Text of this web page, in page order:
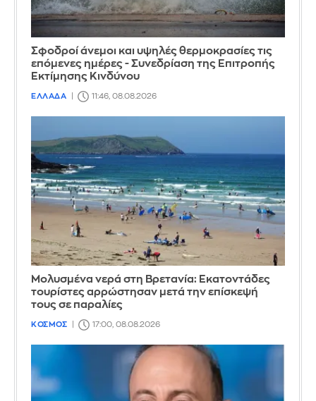
Σφοδροί άνεμοι και υψηλές θερμοκρασίες τις
επόμενες ημέρες - Συνεδρίαση της Επιτροπής
Εκτίμησης Κινδύνου
ΕΛΛΑΔΑ 11:46, 08.08.2026
Μολυσμένα νερά στη Βρετανία: Εκατοντάδες
τουρίστες αρρώστησαν μετά την επίσκεψή
τους σε παραλίες
ΚΟΣΜΟΣ 17:00, 08.08.2026